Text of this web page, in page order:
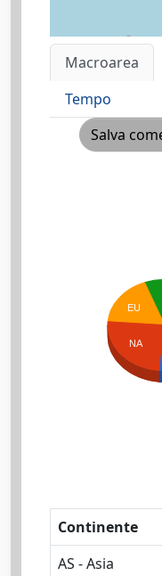
Macroarea
Tempo
Salva
EU
NA
Continente
AS - Asia